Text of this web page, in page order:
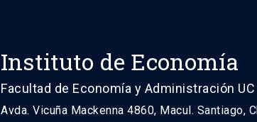
Instituto de Economía
Facultad de Economía y Administración UC
Avda. Vicuña Mackenna 4860, Macul. Santiago,